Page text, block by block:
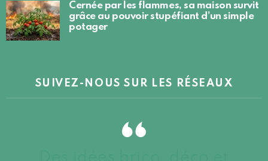
Cernée par les flammes, sa maison survit
grâce au pouvoir stupéfiant d’un simple
potager
SUIVEZ-NOUS SUR LES RÉSEAUX